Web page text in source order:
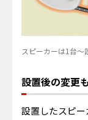
スピーカーは1台～
設置後の変更
設置したスピ